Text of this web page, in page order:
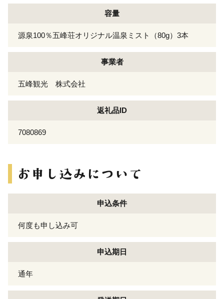
容量
源泉100％五峰荘オリジナル温泉ミスト（80g）3本
事業者
五峰観光 株式会社
返礼品ID
7080869
申込条件
何度も申し込み可
申込期日
通年